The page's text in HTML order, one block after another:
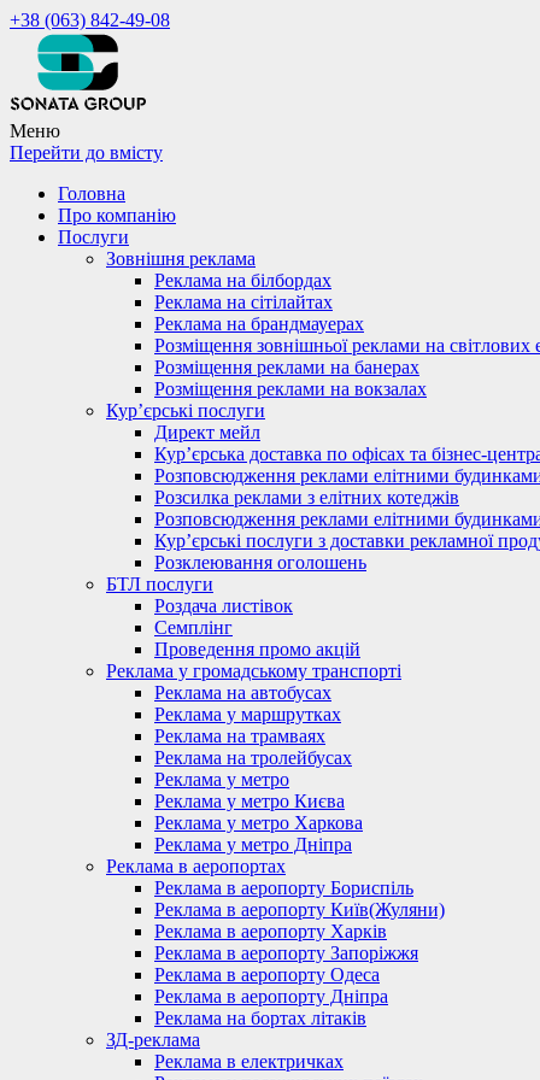
+38 (063) 842-49-08
Меню
Перейти до вмісту
Головна
Про компанію
Послуги
Зовнішня реклама
Реклама на білбордах
Реклама на сітілайтах
Реклама на брандмауерах
Розміщення зовнішньої реклами на світлових
Розміщення реклами на банерах
Розміщення реклами на вокзалах
Кур’єрські послуги
Директ мейл
Кур’єрська доставка по офісах та бізнес-
Розповсюдження реклами елітними
Розсилка реклами з елітних котеджів
Розповсюдження реклами елітними
Кур’єрські послуги з доставки рекламної
Розклеювання оголошень
БТЛ послуги
Роздача листівок
Семплінг
Проведення промо акцій
Реклама у громадському транспорті
Реклама на автобусах
Реклама у маршрутках
Реклама на трамваях
Реклама на тролейбусах
Реклама у метро
Реклама у метро Києва
Реклама у метро Харкова
Реклама у метро Дніпра
Реклама в аеропортах
Реклама в аеропорту Бориспіль
Реклама в аеропорту Київ(Жуляни)
Реклама в аеропорту Харків
Реклама в аеропорту Запоріжжя
Реклама в аеропорту Одеса
Реклама в аеропорту Дніпра
Реклама на бортах літаків
ЗД-реклама
Реклама в електричках